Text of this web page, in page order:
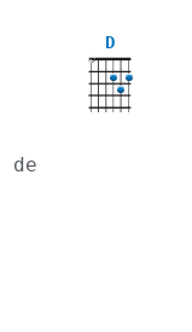
D
X
de